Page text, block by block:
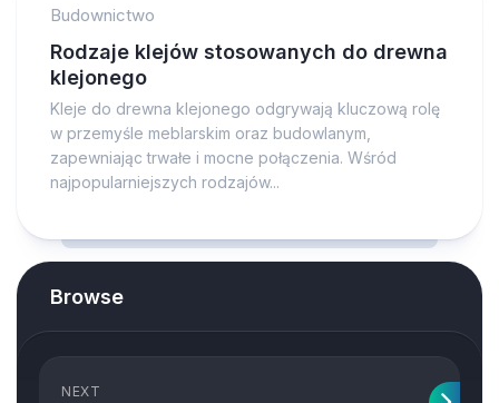
Budownictwo
Rodzaje klejów stosowanych do drewna
klejonego
Kleje do drewna klejonego odgrywają kluczową rolę
w przemyśle meblarskim oraz budowlanym,
zapewniając trwałe i mocne połączenia. Wśród
najpopularniejszych rodzajów...
Browse
NEXT